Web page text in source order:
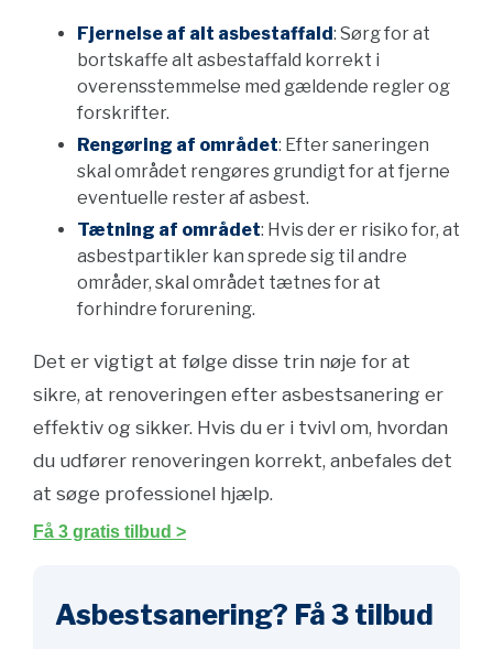
Fjernelse af alt asbestaffald: Sørg for at
bortskaffe alt asbestaffald korrekt i
overensstemmelse med gældende regler og
forskrifter.
Rengøring af området: Efter saneringen
skal området rengøres grundigt for at fjerne
eventuelle rester af asbest.
Tætning af området: Hvis der er risiko for, at
asbestpartikler kan sprede sig til andre
områder, skal området tætnes for at
forhindre forurening.
Det er vigtigt at følge disse trin nøje for at
sikre, at renoveringen efter asbestsanering er
effektiv og sikker. Hvis du er i tvivl om, hvordan
du udfører renoveringen korrekt, anbefales det
at søge professionel hjælp.
Få 3 gratis tilbud >
Asbestsanering? Få 3 tilbud